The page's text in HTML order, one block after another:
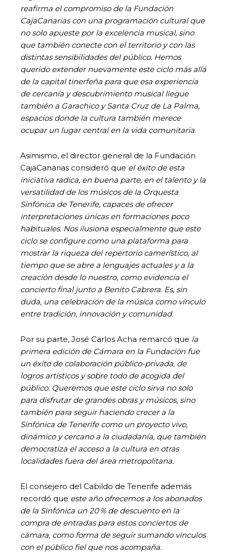
reafirma el compromiso de la Fundación
CajaCanarias con una programación cultural que
no solo apueste por la excelencia musical, sino
que también conecte con el territorio y con las
distintas sensibilidades del público. Hemos
querido extender nuevamente este ciclo más allá
de la capital tinerfeña para que esa experiencia
de cercanía y descubrimiento musical llegue
también a Garachico y Santa Cruz de La Palma,
espacios donde la cultura también merece
ocupar un lugar central en la vida comunitaria.
Asimismo, el director general de la Fundación
CajaCanarias consideró que el éxito de esta
iniciativa radica, en buena parte, en el talento y la
versatilidad de los músicos de la Orquesta
Sinfónica de Tenerife, capaces de ofrecer
interpretaciones únicas en formaciones poco
habituales. Nos ilusiona especialmente que este
ciclo se configure como una plataforma para
mostrar la riqueza del repertorio camerístico, al
tiempo que se abre a lenguajes actuales y a la
creación desde lo nuestro, como evidencia el
concierto final junto a Benito Cabrera. Es, sin
duda, una celebración de la música como vínculo
entre tradición, innovación y comunidad.
Por su parte, José Carlos Acha remarcó que la
primera edición de Cámara en la Fundación fue
un éxito de colaboración público-privada, de
logros artísticos y sobre todo de acogida del
público. Queremos que este ciclo sirva no solo
para disfrutar de grandes obras y músicos, sino
también para seguir haciendo crecer a la
Sinfónica de Tenerife como un proyecto vivo,
dinámico y cercano a la ciudadanía, que también
democratiza el acceso a la cultura en otras
localidades fuera del área metropolitana.
El consejero del Cabildo de Tenerife además
recordó que este año ofrecemos a los abonados
de la Sinfónica un 20 % de descuento en la
compra de entradas para estos conciertos de
cámara, como forma de seguir sumando vínculos
con el público fiel que nos acompaña.